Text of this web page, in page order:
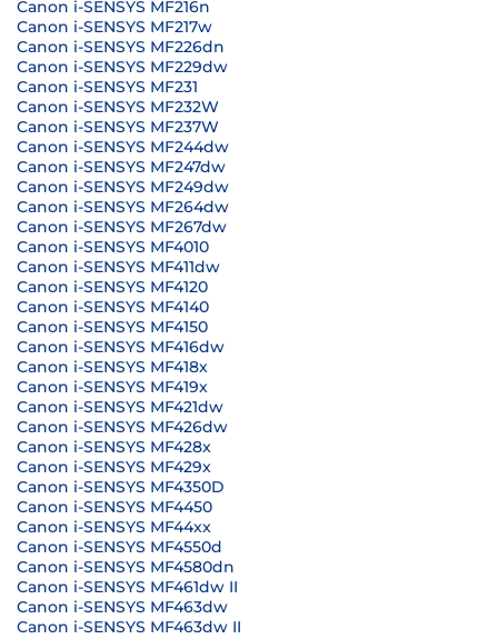
Canon i-SENSYS MF216n
Canon i-SENSYS MF217w
Canon i-SENSYS MF226dn
Canon i-SENSYS MF229dw
Canon i-SENSYS MF231
Canon i-SENSYS MF232W
Canon i-SENSYS MF237W
Canon i-SENSYS MF244dw
Canon i-SENSYS MF247dw
Canon i-SENSYS MF249dw
Canon i-SENSYS MF264dw
Canon i-SENSYS MF267dw
Canon i-SENSYS MF4010
Canon i-SENSYS MF411dw
Canon i-SENSYS MF4120
Canon i-SENSYS MF4140
Canon i-SENSYS MF4150
Canon i-SENSYS MF416dw
Canon i-SENSYS MF418x
Canon i-SENSYS MF419x
Canon i-SENSYS MF421dw
Canon i-SENSYS MF426dw
Canon i-SENSYS MF428x
Canon i-SENSYS MF429x
Canon i-SENSYS MF4350D
Canon i-SENSYS MF4450
Canon i-SENSYS MF44xx
Canon i-SENSYS MF4550d
Canon i-SENSYS MF4580dn
Canon i-SENSYS MF461dw II
Canon i-SENSYS MF463dw
Canon i-SENSYS MF463dw II